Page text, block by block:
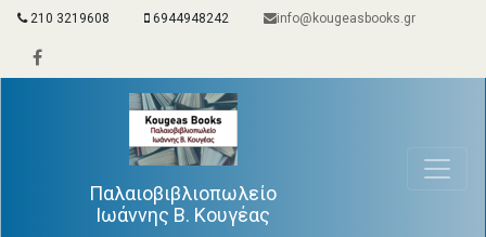
210 3219608 6944948242 info@kougeasbooks.gr
Παλαιοβιβλιοπωλείο
Ιωάννης Β. Κουγέας